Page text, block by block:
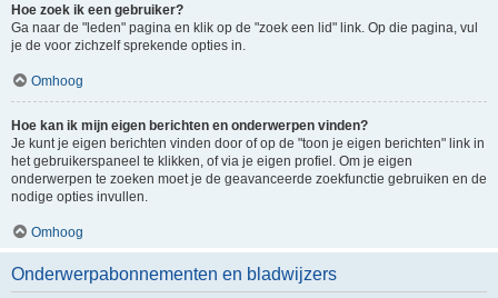
Hoe zoek ik een gebruiker?
Ga naar de "leden" pagina en klik op de "zoek een lid" link. Op die pagina, vul
je de voor zichzelf sprekende opties in.
Omhoog
Hoe kan ik mijn eigen berichten en onderwerpen vinden?
Je kunt je eigen berichten vinden door of op de "toon je eigen berichten" link in
het gebruikerspaneel te klikken, of via je eigen profiel. Om je eigen
onderwerpen te zoeken moet je de geavanceerde zoekfunctie gebruiken en de
nodige opties invullen.
Omhoog
Onderwerpabonnementen en bladwijzers